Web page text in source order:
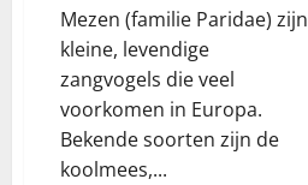
Mezen (familie Paridae) zijn
kleine, levendige
zangvogels die veel
voorkomen in Europa.
Bekende soorten zijn de
koolmees,...